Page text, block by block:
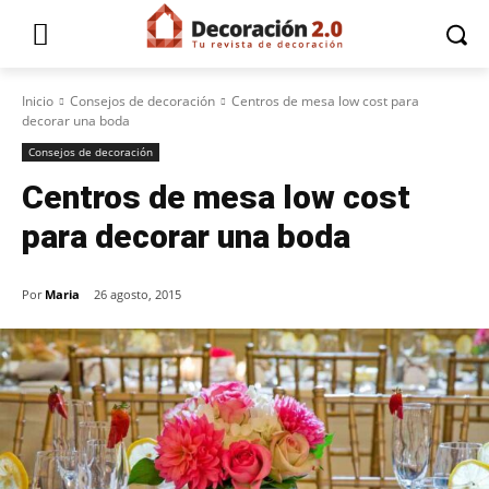
Inicio Consejos de decoración
Centros de mesa low cost para
decorar una boda
Consejos de decoración
Centros de mesa low cost
para decorar una boda
Por Maria 26 agosto, 2015